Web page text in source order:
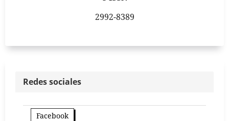
2992-8389
Redes sociales
Facebook